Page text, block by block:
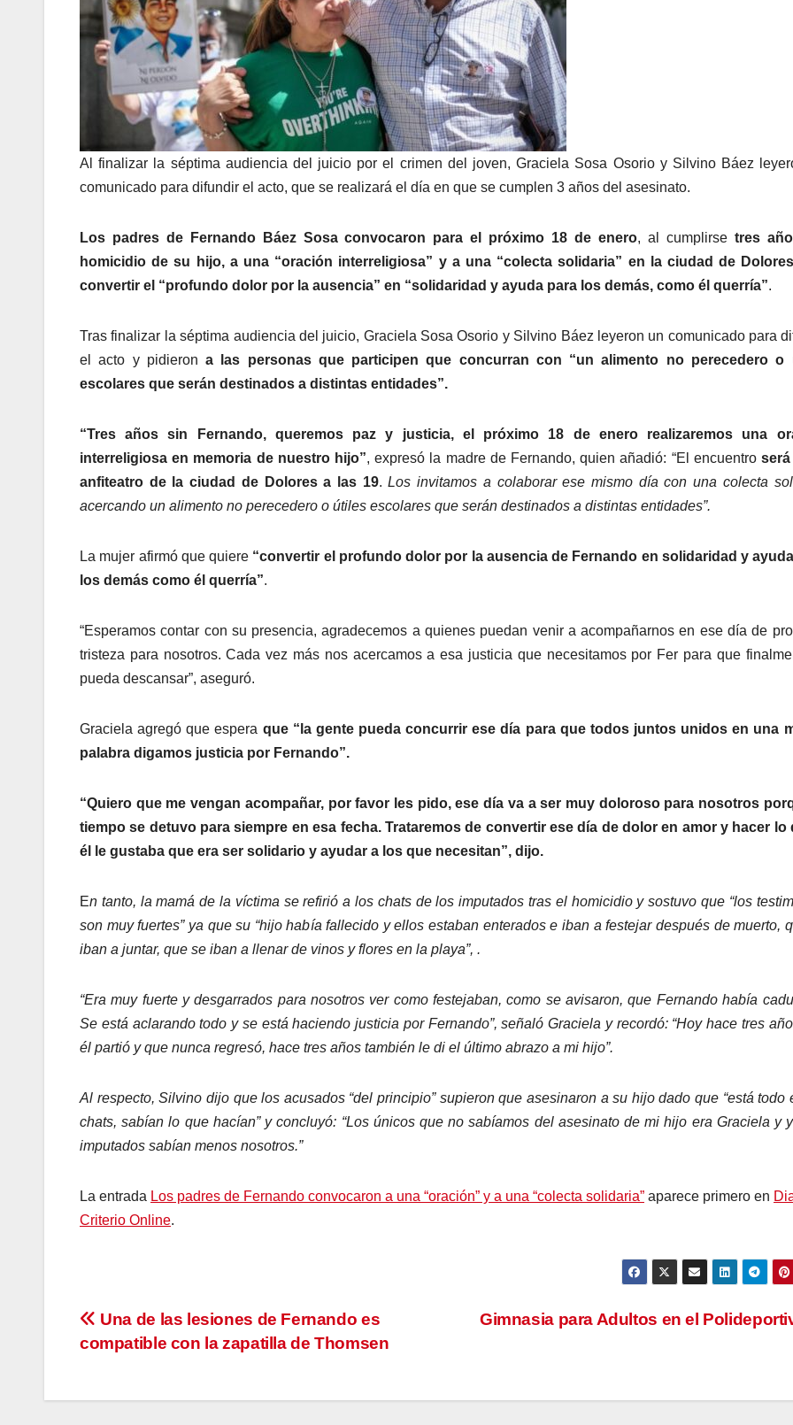
Al finalizar la séptima audiencia del juicio por el crimen del joven, Graciela Sosa Osorio y Silvino Báez
comunicado para difundir el acto, que se realizará el día en que se cumplen 3 años del asesinato.
Los padres de Fernando Báez Sosa convocaron para el próximo 18 de enero, al cumplirse tres
homicidio de su hijo, a una “oración interreligiosa” y a una “colecta solidaria” en la ciudad de Dolores
convertir el “profundo dolor por la ausencia” en “solidaridad y ayuda para los demás, como él querría”.
Tras finalizar la séptima audiencia del juicio, Graciela Sosa Osorio y Silvino Báez leyeron un comunicado para
el acto y pidierona las personas que participen que concurran con “un alimento no perecedero o
escolares que serán destinados a distintas entidades”.
“Tres años sin Fernando, queremos paz y justicia, el próximo 18 de enero realizaremos una
interreligiosa en memoria de nuestro hijo”, expresó la madre de Fernando, quien añadió: “El encuentroserá
anfiteatro de la ciudad de Dolores a las 19.Los invitamos a colaborar ese mismo día con una colecta
acercando un alimento no perecedero o útiles escolares que serán destinados a distintas entidades”.
La mujer afirmó que quiere “convertir el profundo dolor por la ausencia de Fernando en solidaridad y
los demás como él querría”.
“Esperamos contar con su presencia, agradecemos a quienes puedan venir a acompañarnos en ese día de
tristeza para nosotros. Cada vez más nos acercamos a esa justicia que necesitamos por Fer para que
pueda descansar”, aseguró.
Graciela agregó que espera que “la gente pueda concurrir ese día para que todos juntos unidos en una
palabra digamos justicia por Fernando”.
“Quiero que me vengan acompañar, por favor les pido, ese día va a ser muy doloroso para nosotros
tiempo se detuvo para siempre en esa fecha. Trataremos de convertir ese día de dolor en amor y hacer lo
él le gustaba que era ser solidario y ayudar a los que necesitan”, dijo.
En tanto, la mamá de la víctima se refirió a los chats de los imputados tras el homicidio y sostuvo que “los
son muy fuertes” ya que su “hijo había fallecido y ellos estaban enterados e iban a festejar después de muerto,
iban a juntar, que se iban a llenar de vinos y flores en la playa”, .
“Era muy fuerte y desgarrados para nosotros ver como festejaban, como se avisaron, que Fernando había
Se está aclarando todo y se está haciendo justicia por Fernando”, señaló Graciela y recordó: “Hoy hace tres
él partió y que nunca regresó, hace tres años también le di el último abrazo a mi hijo”.
Al respecto, Silvino dijo que los acusados “del principio” supieron que asesinaron a su hijo dado que “está todo
chats, sabían lo que hacían” y concluyó: “Los únicos que no sabíamos del asesinato de mi hijo era Graciela y
imputados sabían menos nosotros.”
La entrada Los padres de Fernando convocaron a una “oración” y a una “colecta solidaria” aparece primero en
Criterio Online.
Navegación
entradas
Gimnasia para Adultos en el
Una de las lesiones de Fernando es
compatible con la zapatilla de Thomsen